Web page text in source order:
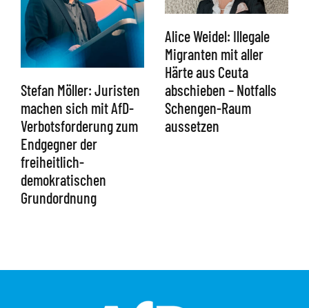
Stefan Möller: Juristen
machen sich mit AfD-
Verbotsforderung zum
Endgegner der
freiheitlich-
demokratischen
Grundordnung
Alice Weidel: Illegale
Migranten mit aller
Härte aus Ceuta
abschieben – Notfalls
Schengen-Raum
aussetzen